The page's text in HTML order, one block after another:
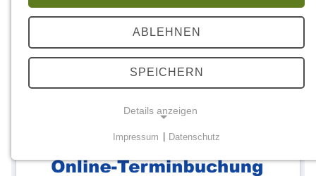
ABLEHNEN
SPEICHERN
Details anzeigen
Notwendige Cookies werden für grundlegende
Impressum Datenschutz